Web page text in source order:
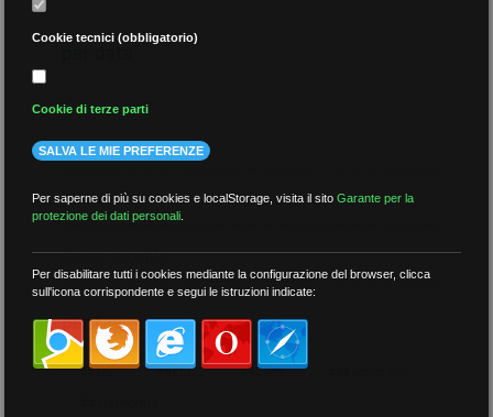
per data
più recenti
meno recenti
per tag
##DS ##FGU ##Gilda
Cookie tecnici (obbligatorio)
Cookie di terze parti
SALVA LE MIE PREFERENZE
Per saperne di più su cookies e localStorage, visita il sitoGarante per la
protezione dei dati personali
Per disabilitare tutti i cookies mediante la configurazione del browser, clicca
sull'icona corrispondente e segui le istruzioni indicate: